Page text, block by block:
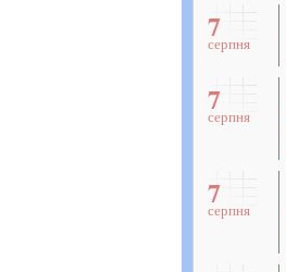
7
серпня
7
серпня
7
серпня